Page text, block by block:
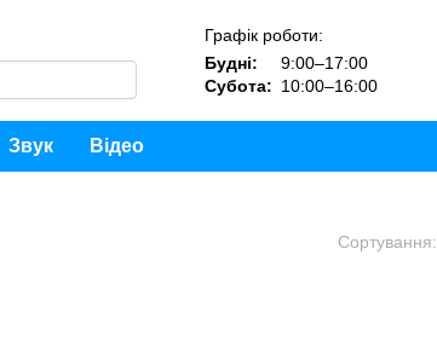
Графік роботи:
Будні:
9:00–17:00
Субота: 10:00–16:00
Звук Відео
Сортування: